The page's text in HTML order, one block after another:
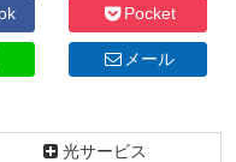
Pocket
メール
光サービス